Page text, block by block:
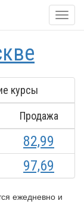
курсы
Продажа
82,99
97,69
ежедневно и